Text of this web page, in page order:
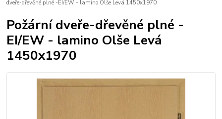
dveře-dřevěné plné -EI/EW - lamino Olše Levá 1450x1970
Požární dveře-dřevěné plné -
EI/EW - lamino Olše Levá
1450x1970